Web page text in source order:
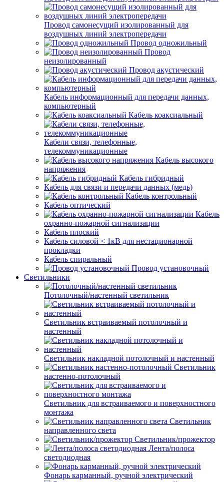
Провод самонесущий изолированный для
воздушных линий электропередачи
Провод одножильный
Провод
неизолированный
Провод акустический
Кабель информационный для передачи данных,
компьютерный
Кабель коаксиальный
Кабели связи, телефонные,
телекоммуникационные
Кабель высокого
напряжения
Кабель гибридный
Кабель для связи и передачи данных (медь)
Кабель контрольный
Кабель оптический
Кабель
охранно-пожарной сигнализации
Кабель плоский
Кабель силовой < 1кВ для нестационарной
прокладки
Кабель спиральный
Провод установочный
Светильники
Потолочный/настенный светильник
Светильник встраиваемый потолочный и
настенный
Светильник накладной потолочный и настенный
Светильник
настенно-потолочный
Светильник для встраиваемого и поверхностного
монтажа
Светильник
направленного света
Светильник/прожектор
Лента/полоса
светодиодная
Фонарь карманный, ручной электрический